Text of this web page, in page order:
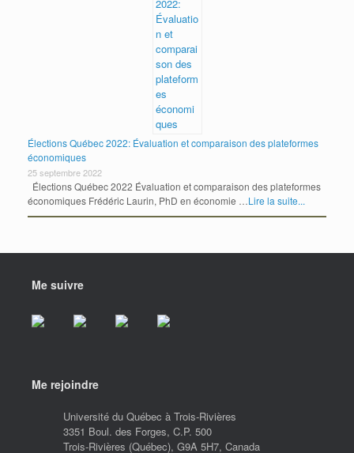
Élections Québec 2022: Évaluation et comparaison des plateformes
économiques
25 septembre 2022
Élections Québec 2022 Évaluation et comparaison des plateformes
économiques Frédéric Laurin, PhD en économie …Lire la suite...
Me suivre
Me rejoindre
Université du Québec à Trois-Rivières
3351 Boul. des Forges, C.P. 500
Trois-Rivières (Québec), G9A 5H7, Canada